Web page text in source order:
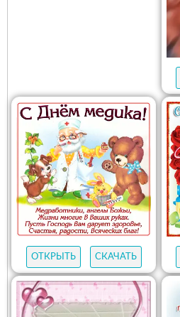
ОТКРЫТЬ СКАЧАТЬ